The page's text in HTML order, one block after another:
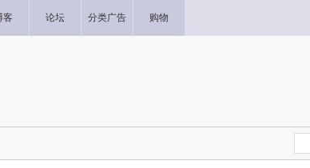
客 论坛 分类广告 购物